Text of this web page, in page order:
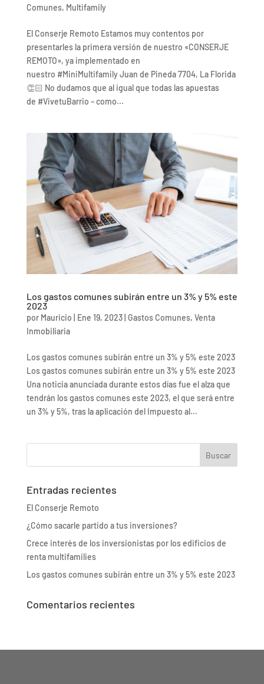
Comunes, Multifamily
El Conserje Remoto Estamos muy contentos por
presentarles la primera versión de nuestro «CONSERJE
REMOTO», ya implementado en
nuestro #MiniMultifamily Juan de Pineda 7704, La Florida
👏🏻 No dudamos que al igual que todas las apuestas
de #VivetuBarrio – como...
Los gastos comunes subirán entre un 3% y 5% este
2023
por Mauricio Ene 19, 2023| Gastos Comunes, Venta
Inmobiliaria
Los gastos comunes subirán entre un 3% y 5% este 2023
Los gastos comunes subirán entre un 3% y 5% este 2023
Una noticia anunciada durante estos días fue el alza que
tendrán los gastos comunes este 2023, el que será entre
un 3% y 5%, tras la aplicación del Impuesto al...
Entradas recientes
El Conserje Remoto
¿Cómo sacarle partido a tus inversiones?
Crece interés de los inversionistas por los edificios de
renta multifamilies
Los gastos comunes subirán entre un 3% y 5% este 2023
Comentarios recientes